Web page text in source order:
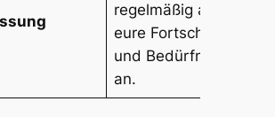
regelmäßig an
eure Fortschritte
und Bedürfnisse
an.